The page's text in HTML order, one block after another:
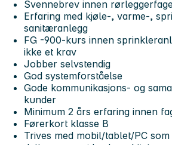
Svennebrev innen
Erfaring med kjøle-, varme-,
sanitæranlegg
FG -900-kurs innen
ikke et krav
Jobber selvstendig
God systemforståelse
Gode kommunikasjons- og
kunder
Minimum 2 års erfaring innen
Førerkort klasse B
Trives med mobil/tablet/PC